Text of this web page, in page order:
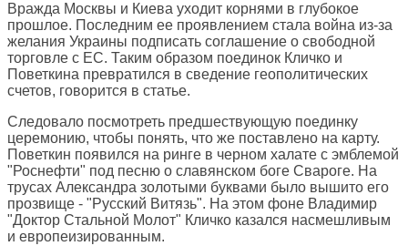
Вражда Москвы и Киева уходит корнями в глубокое
прошлое. Последним ее проявлением стала война из-за
желания Украины подписать соглашение о свободной
торговле с ЕС. Таким образом поединок Кличко и
Поветкина превратился в сведение геополитических
счетов, говорится в статье.
Следовало посмотреть предшествующую поединку
церемонию, чтобы понять, что же поставлено на карту.
Поветкин появился на ринге в черном халате с эмблемой
"Роснефти" под песню о славянском боге Свароге. На
трусах Александра золотыми буквами было вышито его
прозвище - "Русский Витязь". На этом фоне Владимир
"Доктор Стальной Молот" Кличко казался насмешливым
и европеизированным.